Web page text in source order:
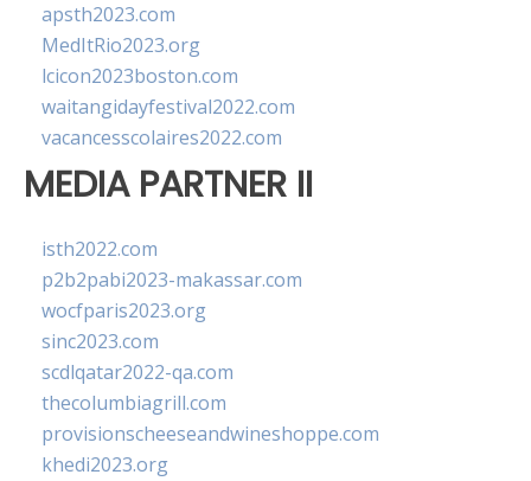
apsth2023.com
MedItRio2023.org
lcicon2023boston.com
waitangidayfestival2022.com
vacancesscolaires2022.com
MEDIA PARTNER II
isth2022.com
p2b2pabi2023-makassar.com
wocfparis2023.org
sinc2023.com
scdlqatar2022-qa.com
thecolumbiagrill.com
provisionscheeseandwineshoppe.com
khedi2023.org